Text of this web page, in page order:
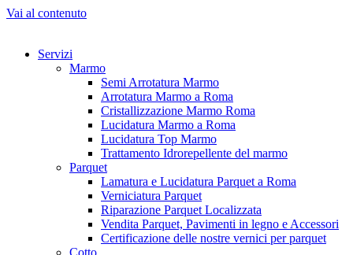
Vai al contenuto
Servizi
Marmo
Semi Arrotatura Marmo
Arrotatura Marmo a Roma
Cristallizzazione Marmo Roma
Lucidatura Marmo a Roma
Lucidatura Top Marmo
Trattamento Idrorepellente del marmo
Parquet
Lamatura e Lucidatura Parquet a Roma
Verniciatura Parquet
Riparazione Parquet Localizzata
Vendita Parquet, Pavimenti in legno e Accessori
Certificazione delle nostre vernici per parquet
Cotto